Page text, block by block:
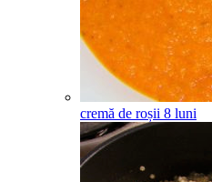
cremă de roșii 8 luni